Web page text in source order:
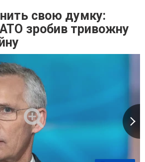
свою думку:
зробив тривожну